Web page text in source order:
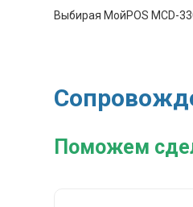
Выбирая МойPOS MCD-
Поможем